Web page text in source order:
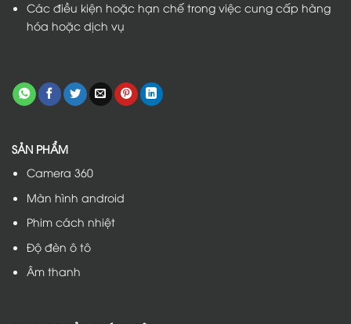
Các điều kiện hoặc hạn chế trong việc cung cấp hàng
hóa hoặc dịch vụ
SẢN PHẨM
Camera 360
Màn hình android
Phim cách nhiệt
Độ đèn ô tô
Âm thanh